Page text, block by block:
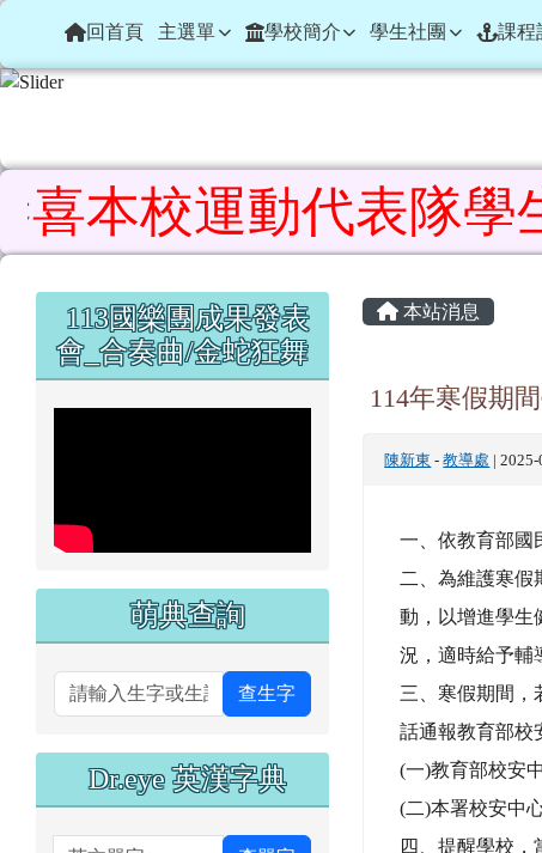
跳至主內容區
花蓮縣鳳林鎮鳳林國民小
導覽列回首頁 主選單 學校簡介 學生社團 課程
本校運動代表隊學生
左邊區域內容
113國樂團成果發表
查生字
Dr.eye 英漢字典
英文單字 查單字
主內容區
本站消息
114年寒假期
陳新東-教導處| 2025-
一、依教育部國
動，以增進學生
況，適時給予輔
三、寒假期間，
話通報教育部校
(一)教育部校安
(二)本署校安中
四、提醒學校，
點」規定實施通
頁尾區域